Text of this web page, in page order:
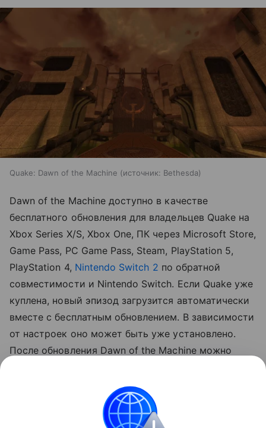
Quake: Dawn of the Machine источник: Bethesda
Dawn of the Machine доступно в качестве
бесплатного обновления для владельцев Quake на
Xbox Series X/S, Xbox One, ПК через Microsoft Store,
Game Pass, PC Game Pass, Steam, PlayStation 5,
PlayStation 4, Nintendo Switch 2 по обратной
совместимости и Nintendo Switch. Если Quake уже
куплена, новый эпизод загрузится автоматически
вместе с бесплатным обновлением. В зависимости
от настроек оно может быть уже установлено.
После обновления Dawn of the Machine можно
кооперативный мультиплеер.